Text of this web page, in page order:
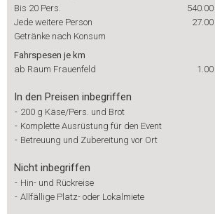
Bis 20 Pers.
540.00
Jede weitere Person
27.00
Getränke nach Konsum
Fahrspesen je km
ab Raum Frauenfeld
1.00
In den Preisen inbegriffen
- 200 g Käse/Pers. und Brot
- Komplette Ausrüstung für den Event
- Betreuung und Zubereitung vor Ort
Nicht inbegriffen
- Hin- und Rückreise
- Allfällige Platz- oder Lokalmiete